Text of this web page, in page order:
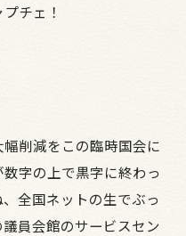
チェ！
削減をこの臨時国会に
字の上で黒字に終わっ
全国ネットの生でぶっ
員会館のサービスセン